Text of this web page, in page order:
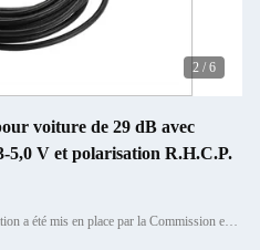
2 / 6
voiture de 29 dB avec
5,0 V et polarisation R.H.C.P.
Numéro de modèle: Le système de navigation a été mis en place par la Commission en vertu de l'accord-cadre.